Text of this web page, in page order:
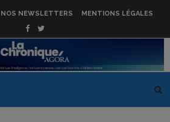
NOS NEWSLETTERS MENTIONS LÉGALES